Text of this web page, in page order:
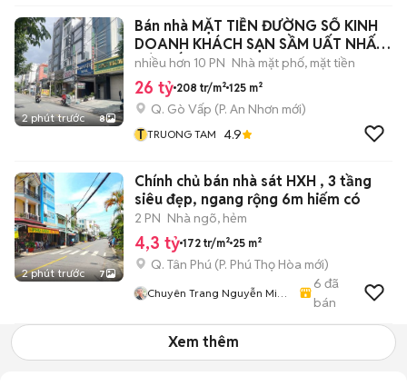
2 phút trước 8
Bán nhà MẶT TIỀN ĐƯỜNG SỐ KINH
DOANH KHÁCH SẠN SẦM UẤT NHẤT
GÒ VẤP
nhiều hơn 10 PN Nhà mặt phố, mặt tiền
26 tỷ 208 tr/m² 125 m²
Q. Gò Vấp (P. An Nhơn mới)
T TRUONG TAM 4.9
2 phút trước 7
Chính chủ bán nhà sát HXH , 3 tầng
siêu đẹp, ngang rộng 6m hiếm có
2 PN Nhà ngõ, hẻm
4,3 tỷ 172 tr/m² 25 m²
Q. Tân Phú (P. Phú Thọ Hòa mới)
Chuyên Trang Nguyễn Minh
6 đã
bán
Xem thêm